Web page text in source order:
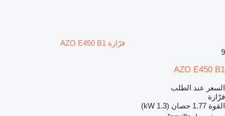
فرّازة AZO E450 B1
9
AZO E450 B1
السعر عند الطلب
فرّازة
القوة 1.77 حصان (1.3 kW)